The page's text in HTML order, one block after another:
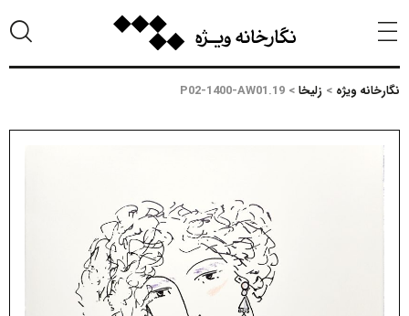
نگارخانه ویژه > زلیخا >
P02-1400-AW01.19